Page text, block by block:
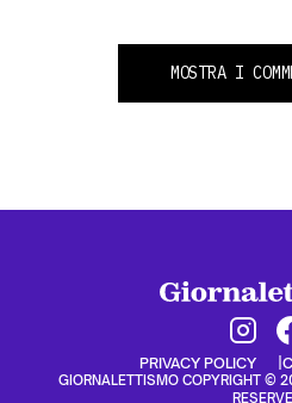
MOSTRA I
PRIVACY POLICY
GIORNALETTISMO COPYRIGHT ©